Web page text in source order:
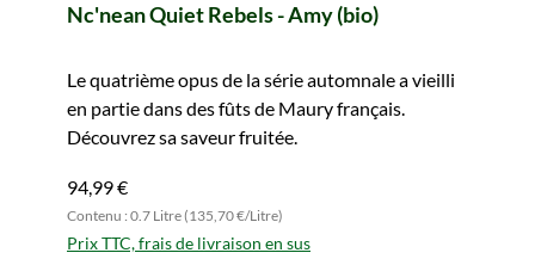
Nc'nean Quiet Rebels - Amy (bio)
Le quatrième opus de la série automnale a vieilli
en partie dans des fûts de Maury français.
Découvrez sa saveur fruitée.
94,99 €
Contenu : 0.7 Litre (135,70 €/Litre)
Prix TTC, frais de livraison en sus